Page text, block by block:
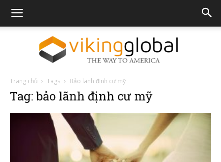
The
Trang chủ Tags Bảo lãnh định cư mỹ
Tag: bảo lãnh định cư mỹ